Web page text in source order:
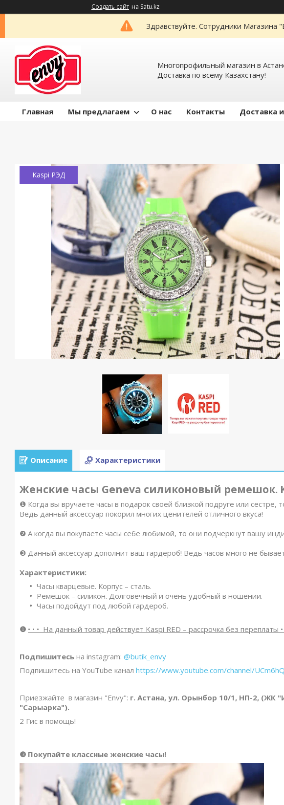
Создать сайт на Satu.kz
Здравствуйте. Сотрудники Магазина
Многопрофильный магазин в
Доставка по всему Казахстану!
Главная Мы предлагаем О нас Контакты Доставка
Kaspi РЭД
Описание Характеристики
Женские часы Geneva силиконовый ремешок.
❶ Когда вы вручаете часы в подарок своей близкой подруге или
Ведь данный аксессуар покорил многих ценителей отличного вкуса!
❷ А когда вы покупаете часы себе любимой, то они подчеркнут вашу
❸ Данный аксессуар дополнит ваш гардероб! Ведь часов много не
Характеристики:
Часы кварцевые. Корпус – сталь.
Ремешок – силикон. Долговечный и очень удобный в ношении.
Часы подойдут под любой гардероб.
❶ • • • На данный товар действует Kaspi RED – рассрочка без переплаты •
Подпишитесь на instagram: @butik_envy
Подпишитесь на YouTube канал https://www.youtube.com/channel/
Приезжайте в магазин "Envy": г. Астана, ул. Орынбор 10/1, НП-2, (ЖК
"Сарыарка").
2 Гис в помощь!
❸ Покупайте классные женские часы!